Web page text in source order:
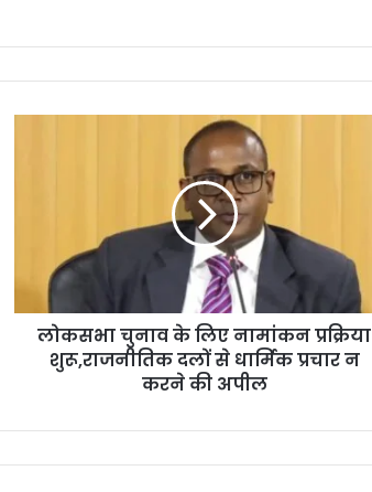
लोकसभा चुनाव के लिए नामांकन प्रक्रिया
शुरू,राजनीतिक दलों से धार्मिक प्रचार न
करने की अपील